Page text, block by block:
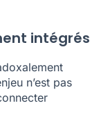
intégrés
n’est pas